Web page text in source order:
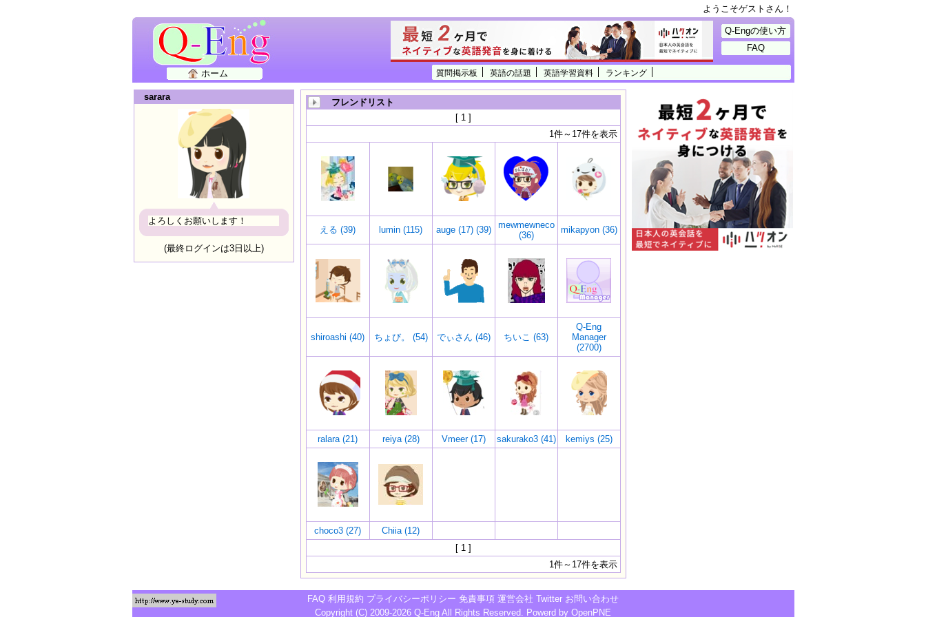
ようこそゲストさん！
質問掲示板 英語の話題 英語学習資料 ランキング
ホーム
Q-Engの使い方
FAQ
sarara
よろしくお願いします！
(最終ログインは3日以上)
フレンドリスト
[ 1 ]
1件～17件を表示
える (39) lumin (115) auge (17) (39)
mewmewneco
(36)
mikapyon (36)
shiroashi (40) ちょび。 (54) でぃさん (46) ちいこ (63)
Q-Eng
Manager
(2700)
ralara (21) reiya (28) Vmeer (17) sakurako3 (41) kemiys (25)
choco3 (27)
Chiia (12)
[ 1 ]
1件～17件を表示
FAQ 利用規約 プライバシーポリシー 免責事項 運営会社 Twitter お問い合わせ
Copyright (C) 2009-2026 Q-Eng All Rights Reserved. Powerd by OpenPNE